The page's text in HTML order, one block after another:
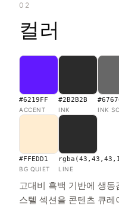
02
컬러
#6219FF
ACCENT
#2B2B2B
INK INK
#FFEDD1
BG QUIET LINE
고대비 흑백 기반에 생
스텔 섹션을 콘텐츠 큐